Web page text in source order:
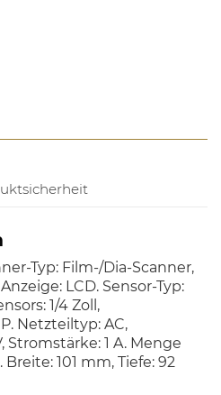
Typ: Film-/Dia-Scanner,
LCD. Sensor-Typ:
1/4 Zoll,
Netzteiltyp: AC,
Stromstärke: 1 A. Menge
101 mm, Tiefe: 92